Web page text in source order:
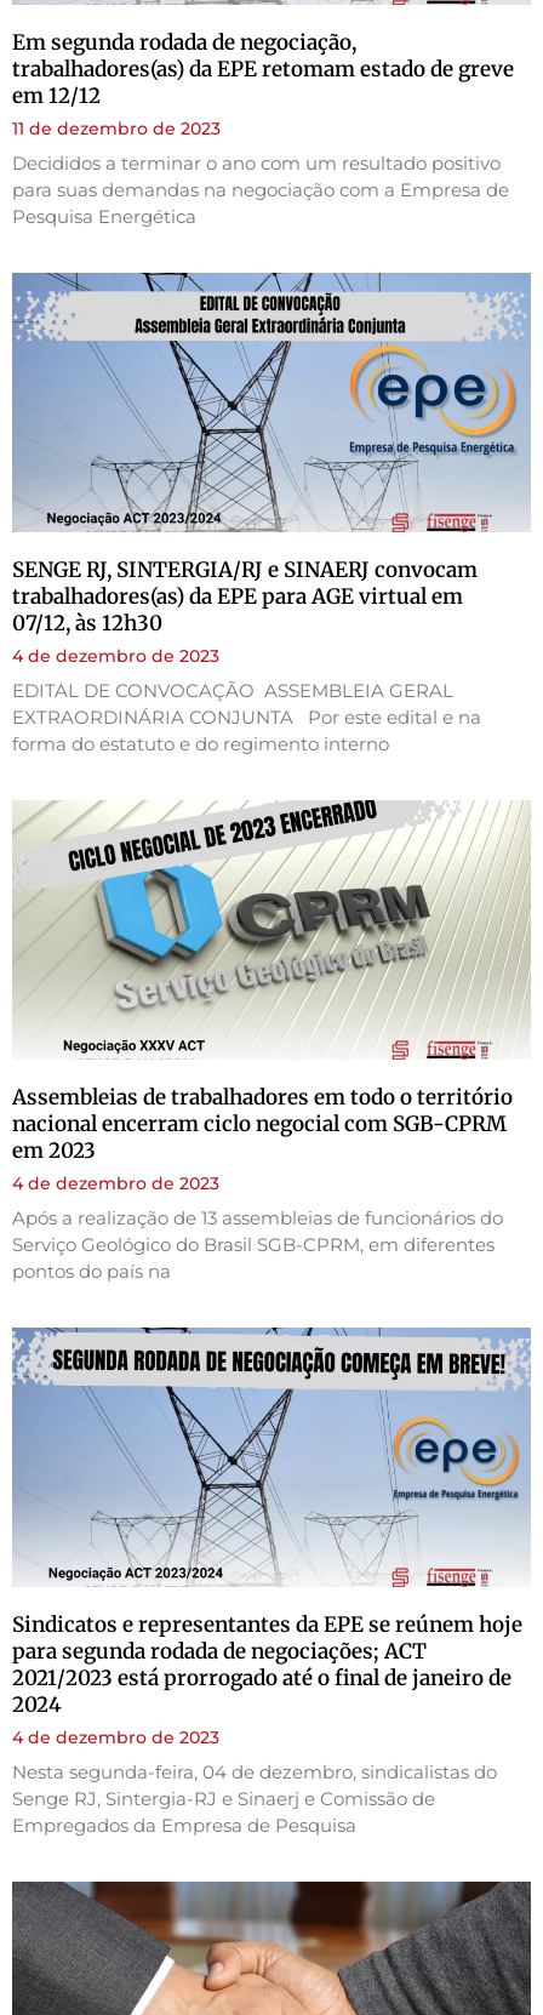
Em segunda rodada de negociação,
trabalhadores(as) da EPE retomam estado de greve
em 12/12
11 de dezembro de 2023
Decididos a terminar o ano com um resultado positivo
para suas demandas na negociação com a Empresa de
Pesquisa Energética
SENGE RJ, SINTERGIA/RJ e SINAERJ convocam
trabalhadores(as) da EPE para AGE virtual em
07/12, às 12h30
4 de dezembro de 2023
EDITAL DE CONVOCAÇÃO ASSEMBLEIA GERAL
EXTRAORDINÁRIA CONJUNTA Por este edital e na
forma do estatuto e do regimento interno
Assembleias de trabalhadores em todo o território
nacional encerram ciclo negocial com SGB-CPRM
em 2023
4 de dezembro de 2023
Após a realização de 13 assembleias de funcionários do
Serviço Geológico do Brasil SGB-CPRM, em diferentes
pontos do país na
Sindicatos e representantes da EPE se reúnem hoje
para segunda rodada de negociações; ACT
2021/2023 está prorrogado até o final de janeiro de
2024
4 de dezembro de 2023
Nesta segunda-feira, 04 de dezembro, sindicalistas do
Senge RJ, Sintergia-RJ e Sinaerj e Comissão de
Empregados da Empresa de Pesquisa